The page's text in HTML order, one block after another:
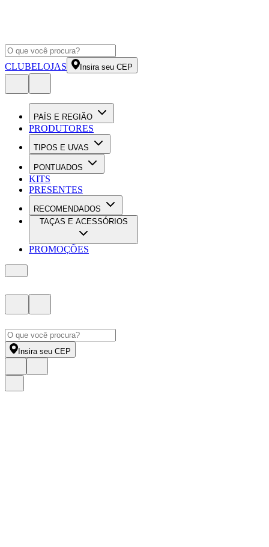
CLUBELOJAS Insira seu CEP
PAÍS E REGIÃO
PRODUTORES
TIPOS E UVAS
PONTUADOS
KITS
PRESENTES
RECOMENDADOS
TAÇAS E ACESSÓRIOS
PROMOÇÕES
Insira seu CEP